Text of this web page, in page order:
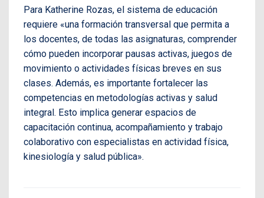
Para Katherine Rozas, el sistema de educación
requiere «una formación transversal que permita a
los docentes, de todas las asignaturas, comprender
cómo pueden incorporar pausas activas, juegos de
movimiento o actividades físicas breves en sus
clases. Además, es importante fortalecer las
competencias en metodologías activas y salud
integral. Esto implica generar espacios de
capacitación continua, acompañamiento y trabajo
colaborativo con especialistas en actividad física,
kinesiología y salud pública».